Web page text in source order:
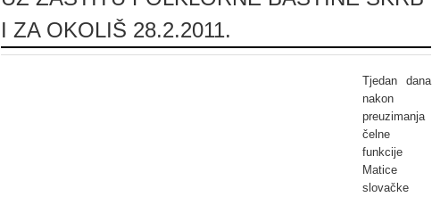
I ZA OKOLIŠ 28.2.2011.
Tjedan dana
nakon
preuzimanja
čelne
funkcije
Matice
slovačke